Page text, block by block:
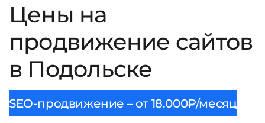
Цены на
продвижение сайтов
в Подольске
SEO-продвижение – от 18.000₽/месяц